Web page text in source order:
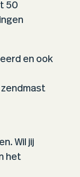
50
en ook
Wil jij
het